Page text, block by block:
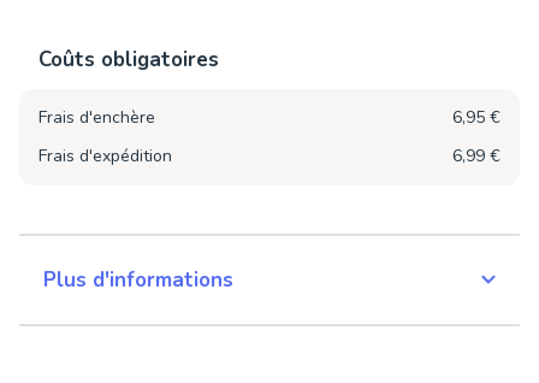
Coûts obligatoires
Frais d'enchère
6,95 €
Frais d'expédition
6,99 €
Plus d'informations